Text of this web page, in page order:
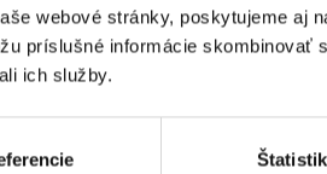
webové stránky, poskytujeme aj
príslušné informácie skombinovať
ich služby.